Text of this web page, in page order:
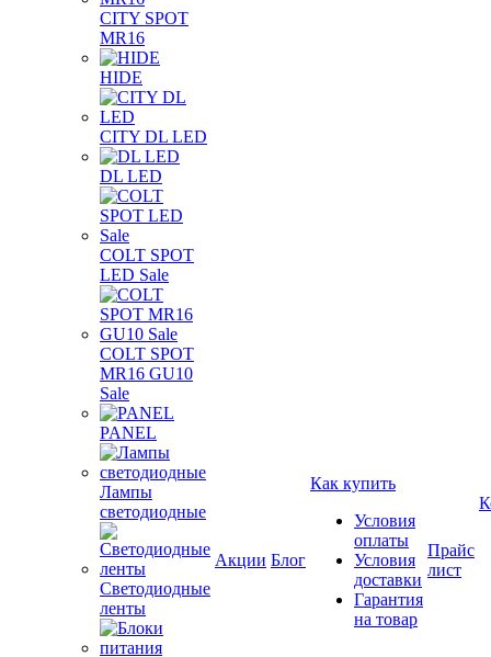
CITY SPOT
MR16
HIDE
CITY DL LED
DL LED
COLT SPOT
LED Sale
COLT SPOT
MR16 GU10
Sale
PANEL
Лампы
светодиодные
Светодиодные
ленты
Акции Блог
Как купить
Условия
оплаты
Условия
доставки
Гарантия
на товар
Прайс
лист